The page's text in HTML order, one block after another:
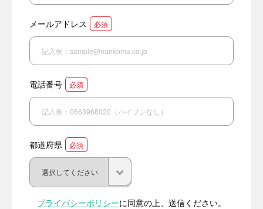
メールアドレス 必須
電話番号 必須
都道府県 必須
プライバシーポリシーに同意の上、送信ください。